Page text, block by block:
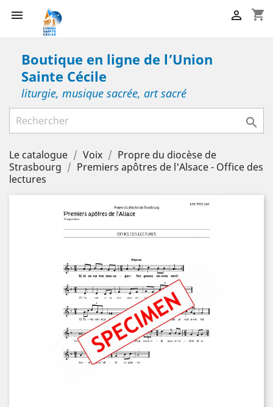
 shopping_cart

Boutique en ligne de l’Union
Sainte Cécile
liturgie, musique sacrée, art sacré

Le catalogue Voix
Propre du diocèse de
Strasbourg
Premiers apôtres de l'Alsace - Office des
lectures